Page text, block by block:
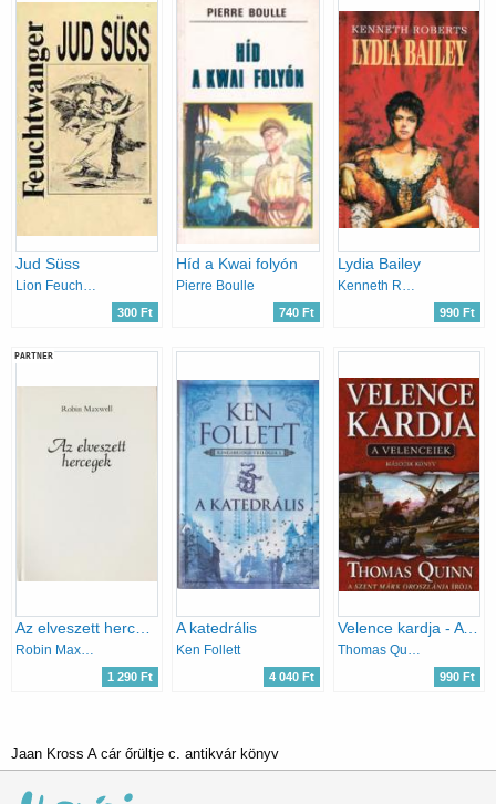
Jud Süss
300 Ft
Híd a Kwai folyón
Pierre Boulle
740 Ft
Lydia Bailey
990 Ft
PARTNER
Az elveszett hercegek
Robin Maxwell
1 290 Ft
A katedrális
Ken Follett
4 040 Ft
Velence kardja - A velenceiek 2. könyv
Thomas Quinn
990 Ft
Jaan Kross A cár őrültje c. antikvár könyv